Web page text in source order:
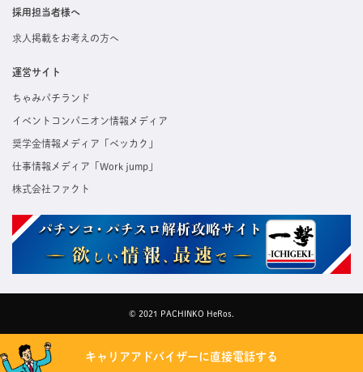
採用担当者様へ
求人掲載をお考えの方へ
運営サイト
ちゃみパチランド
イベントコンパニオン情報メディア
奨学金情報メディア「ベッカク」
仕事情報メディア「Work jump」
株式会社ファクト
© 2021 PACHINKO HeRos.
キャリアアドバイザーに直接電話する